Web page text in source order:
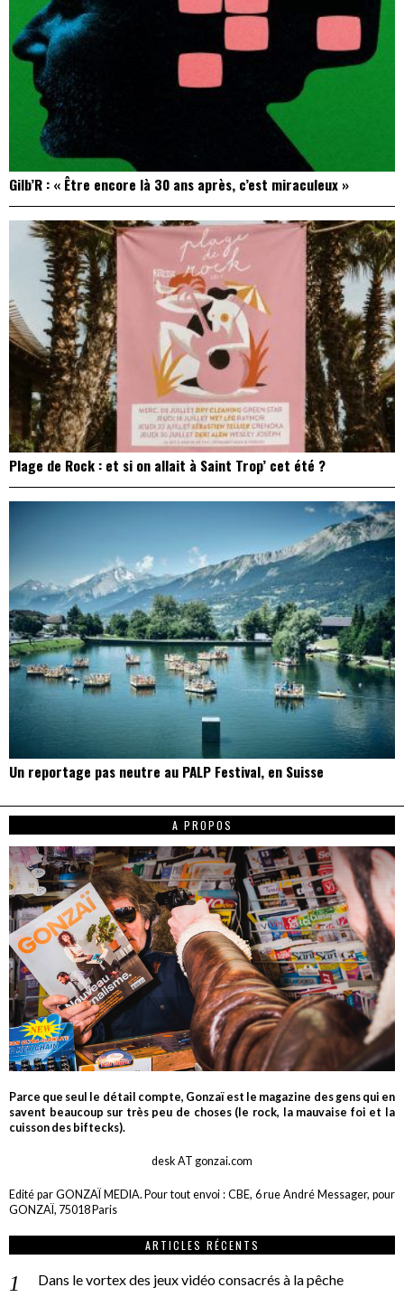
Gilb’R : « Être encore là 30 ans après, c’est miraculeux »
Plage de Rock : et si on allait à Saint Trop’ cet été ?
Un reportage pas neutre au PALP Festival, en Suisse
A PROPOS
Parce que seul le détail compte, Gonzaï est le magazine des gens qui en
savent beaucoup sur très peu de choses (le rock, la mauvaise foi et la
cuisson des biftecks).
desk AT gonzai.com
Edité par GONZAÏ MEDIA. Pour tout envoi : CBE, 6 rue André Messager, pour
GONZAÏ, 75018 Paris
ARTICLES RÉCENTS
Dans le vortex des jeux vidéo consacrés à la pêche